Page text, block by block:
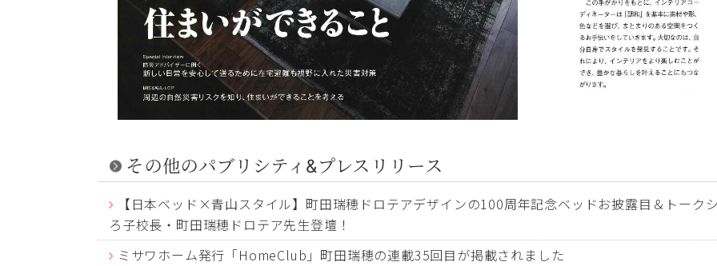
その他のパブリシティ&プレスリリース
【日本ベッド×青山スタイル】町田瑞穂ドロテアデザインの100周年記念ベッドお披露目＆トー
ろ子校長・町田瑞穂ドロテア先生登壇！
ミサワホーム発行「HomeClub」町田瑞穂の連載35回目が掲載されました